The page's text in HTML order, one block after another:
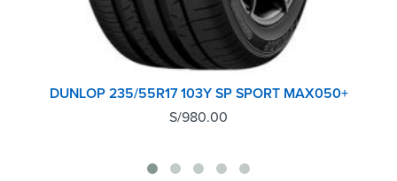
DUNLOP 235/55R17 103Y SP SPORT MAX050+
S/980.00